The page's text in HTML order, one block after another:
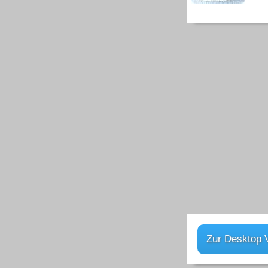
Zur Desktop